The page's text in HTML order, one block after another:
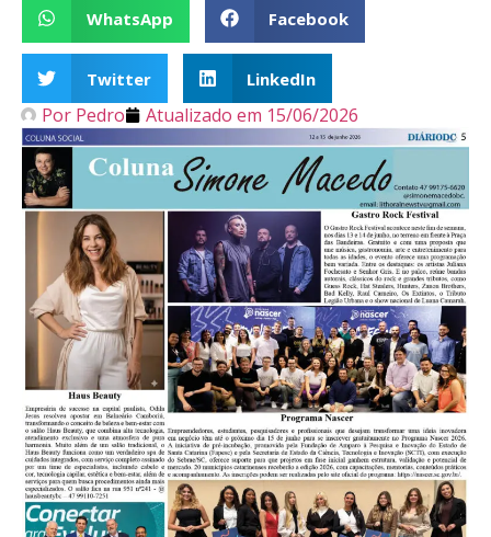
WhatsApp Facebook
Twitter LinkedIn
Por Pedro Atualizado em 15/06/2026